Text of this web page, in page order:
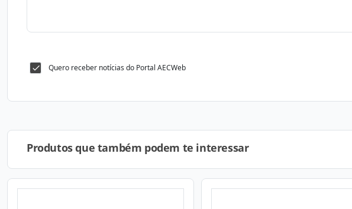
Quero receber notícias do Portal AECWeb
Produtos que também podem te interessar